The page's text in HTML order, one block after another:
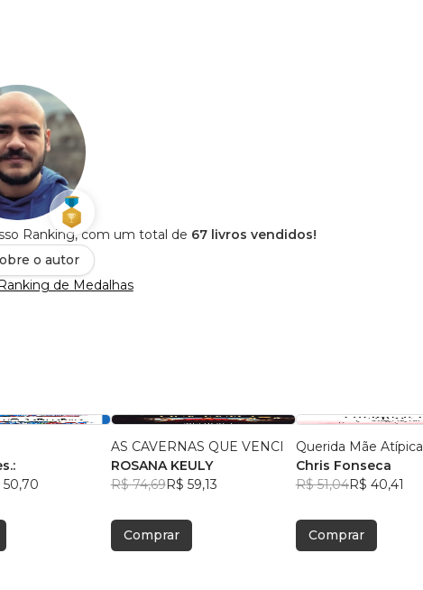
Ranking, com um total de 67 livros vendidos!
o autor
de Medalhas
50,70
AS CAVERNAS QUE VENCI
ROSANA KEULY
R$ 74,69R$ 59,13
Comprar
Querida Mãe Atípica
Chris Fonseca
R$ 51,04R$ 40,41
Comprar